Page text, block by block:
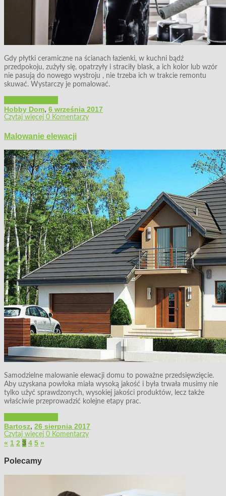
Gdy płytki ceramiczne na ścianach łazienki, w kuchni bądź
przedpokoju, zużyły się, opatrzyły i straciły blask, a ich kolor lub wzór
nie pasują do nowego wystroju , nie trzeba ich w trakcie remontu
skuwać. Wystarczy je pomalować.
Hobby Dom, 6 września 2017
Czytaj więcej 0 Komentarzy
Malowanie elewacji
Samodzielne malowanie elewacji domu to poważne przedsięwzięcie.
Aby uzyskana powłoka miała wysoką jakość i była trwała musimy nie
tylko użyć sprawdzonych, wysokiej jakości produktów, lecz także
właściwie przeprowadzić kolejne etapy prac.
Bartosz, 26 sierpnia 2017
Czytaj więcej 0 Komentarzy
« 1 2 3 4 5 »
Polecamy